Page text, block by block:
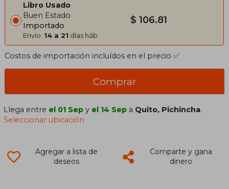
Libro Usado
Buen Estado
Importado
Envío: 14 a 21 días háb.
$ 106.81
Costos de importación incluídos en el precio ✅
Comprar
Llega entre el 01 Sep y el 14 Sep a Quito, Pichincha.
Seleccionar ubicación
Agregar a lista de
deseos
Comparte y gana
dinero